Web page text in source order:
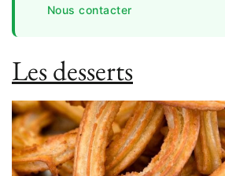
Nous contacter
Les desserts